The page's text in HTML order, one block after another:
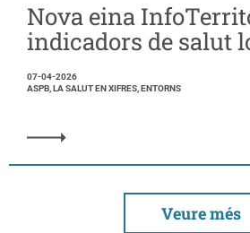
Nova eina
indicadors de salut
07-04-2026
ASPB, LA SALUT EN XIFRES, ENTORNS
Veure més